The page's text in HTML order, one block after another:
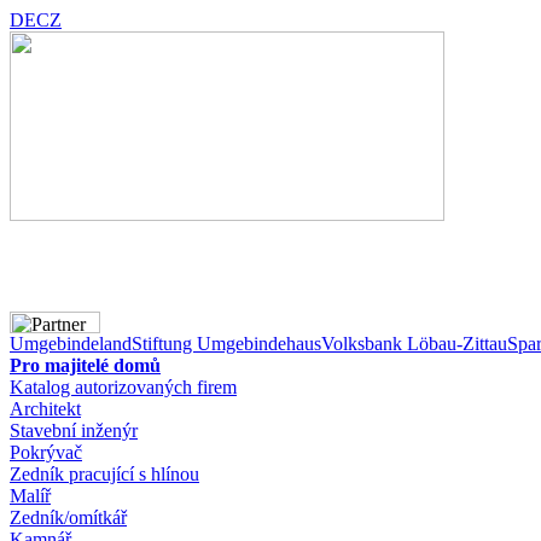
DECZ
UmgebindelandStiftung UmgebindehausVolksbank Löbau-Zittau
Pro majitelé domů
Katalog autorizovaných firem
Architekt
Stavební inženýr
Pokrývač
Zedník pracující s hlínou
Malíř
Zedník/omítkář